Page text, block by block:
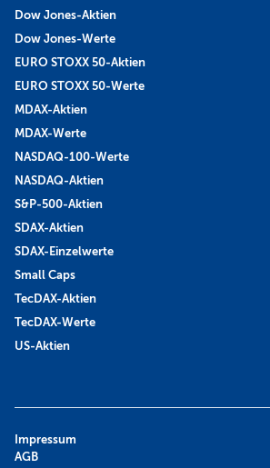
Dow Jones-Aktien
Dow Jones-Werte
EURO STOXX 50-Aktien
EURO STOXX 50-Werte
MDAX-Aktien
MDAX-Werte
NASDAQ-100-Werte
NASDAQ-Aktien
S&P-500-Aktien
SDAX-Aktien
SDAX-Einzelwerte
Small Caps
TecDAX-Aktien
TecDAX-Werte
US-Aktien
Impressum
AGB